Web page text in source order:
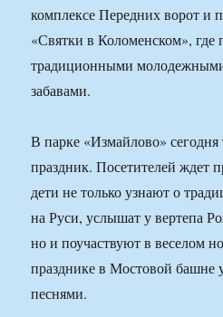
комплексе Передних ворот и
«Святки в Коломенском», где
традиционными
забавами.
В парке «Измайлово»
праздник. Посетителей ждет
дети не только узнают о
на Руси, услышат у вертепа
но и поучаствуют в веселом
празднике в Мостовой башне
песнями.